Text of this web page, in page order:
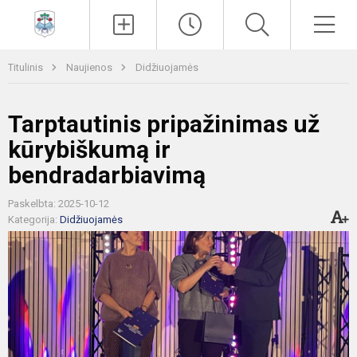
Titulinis Naujienos Didžiuojamės
Tarptautinis pripažinimas už
kūrybiškumą ir
bendradarbiavimą
Paskelbta: 2025-10-12
Kategorija: Didžiuojamės